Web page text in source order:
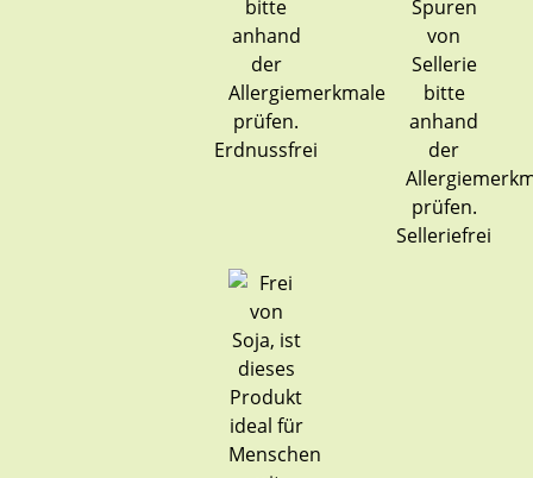
Erdnussfrei
Selleriefrei